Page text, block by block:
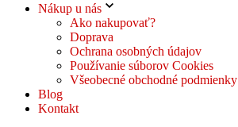
Nákup u nás
Ako nakupovať?
Doprava
Ochrana osobných údajov
Používanie súborov Cookies
Všeobecné obchodné podmienky
Blog
Kontakt